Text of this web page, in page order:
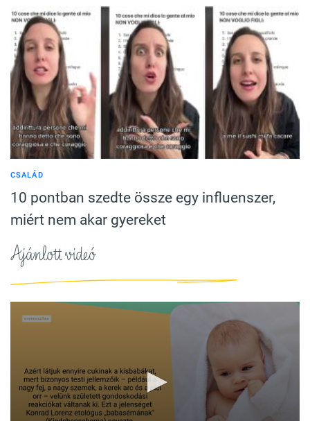
CSALÁD
10 pontban szedte össze egy influenszer,
miért nem akar gyereket
Ajánlott videó